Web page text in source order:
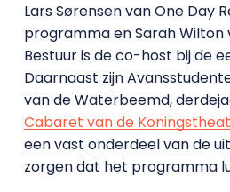
Lars Sørensen van One Day
programma en Sarah Wilton
Bestuur is de co-host bij de
Daarnaast zijn
van de Waterbeemd,
Cabaret van de
een vast onderdeel van de
zorgen dat het programma